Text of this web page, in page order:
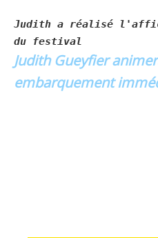
Judith a réalisé
du festival
Judith Gueyfier
embarquement